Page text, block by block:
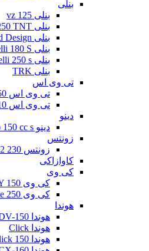
بنلی
بنلی 125 vz
بنلی Benelli 150 NEW-250 TNT
بنلی Benelli 150 old Design
بنلی Benelli 180 S
بنلی Benelli 250 s
بنلی TRK
تی وی اس
تی وی اس 150 HLX
تی وی اس Vego 110
دینو
دینو Dino 150 cc s
زونتس
زونتس N2 230
کاوازاکی
کی وی
کی وی CITY 150
کی وی Vieste 250
هوندا
هوندا ADV-150
هوندا Click
هوندا Click 150